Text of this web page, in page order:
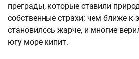
преграды, которые ставили
собственные страхи: чем ближе к
становилось жарче, и многие
югу море кипит.